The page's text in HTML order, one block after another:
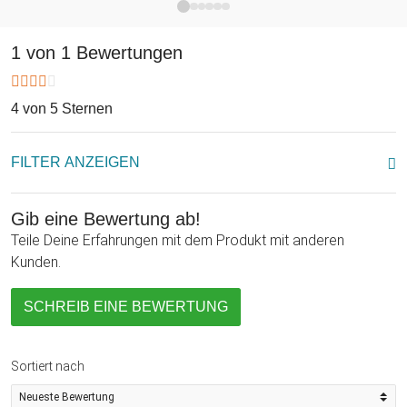
1 von 1 Bewertungen
4 von 5 Sternen
FILTER ANZEIGEN
Gib eine Bewertung ab!
Teile Deine Erfahrungen mit dem Produkt mit anderen
Kunden.
SCHREIB EINE BEWERTUNG
Sortiert nach